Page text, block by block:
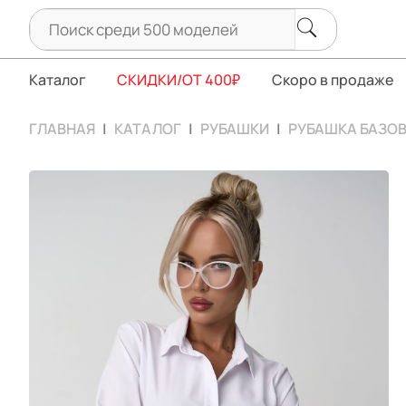
Каталог СКИДКИ/ОТ 400₽ Скоро в продаже
ГЛАВНАЯ КАТАЛОГ РУБАШКИ РУБАШКА